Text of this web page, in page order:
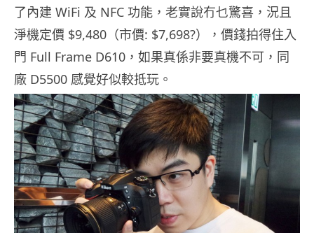
了內建 WiFi 及 NFC 功能，老實說冇乜驚喜，況且
淨機定價 $9,480（市價: $7,698?），價錢拍得住入
門 Full Frame D610，如果真係非要真機不可，同
廠 D5500 感覺好似較抵玩。